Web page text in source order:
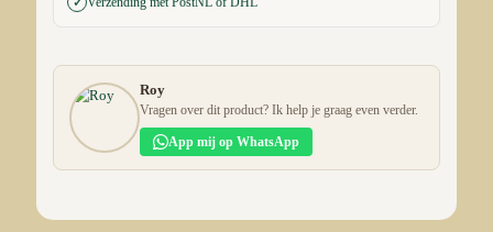
Roy
Vragen over dit product? Ik help je graag even verder.
App mij op WhatsApp